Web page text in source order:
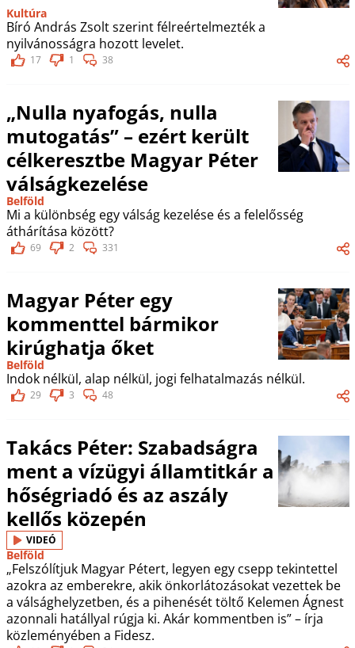
Kultúra
Bíró András Zsolt szerint félreértelmezték a
nyilvánosságra hozott levelet.
17 1 38
„Nulla nyafogás, nulla
mutogatás” – ezért került
célkeresztbe Magyar Péter
válságkezelése
Belföld
Mi a különbség egy válság kezelése és a felelősség
áthárítása között?
69 2 331
Magyar Péter egy
kommenttel bármikor
kirúghatja őket
Belföld
Indok nélkül, alap nélkül, jogi felhatalmazás nélkül.
29 3 48
Takács Péter: Szabadságra
ment a vízügyi államtitkár a
hőségriadó és az aszály
kellős közepén
VIDEÓ
Belföld
„Felszólítjuk Magyar Pétert, legyen egy csepp tekintettel
azokra az emberekre, akik önkorlátozásokat vezettek be
a válsághelyzetben, és a pihenését töltő Kelemen Ágnest
azonnali hatállyal rúgja ki. Akár kommentben is” – írja
közleményében a Fidesz.